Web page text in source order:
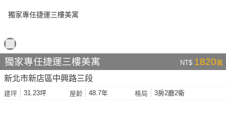
獨家專任捷運三樓美寓 NT$ 1820萬
新北市新店區中興路三段
建坪 31.23坪 屋齡 48.7年 格局 3房2廳2衛